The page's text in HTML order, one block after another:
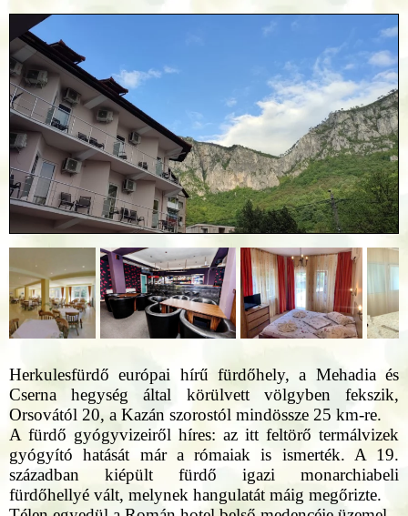
Herkulesfürdő európai hírű fürdőhely, a Mehadia és
Cserna hegység által körülvett völgyben fekszik,
Orsovától 20, a Kazán szorostól mindössze 25 km-re.
A fürdő gyógyvizeiről híres: az itt feltörő termálvizek
gyógyító hatását már a rómaiak is ismerték. A 19.
században kiépült fürdő igazi monarchiabeli
fürdőhellyé vált, melynek hangulatát máig megőrizte.